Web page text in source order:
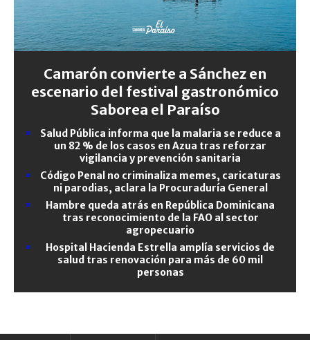
Camarón convierte a Sánchez en
escenario del festival gastronómico
Saborea el Paraíso
Salud Pública informa que la malaria se reduce a
un 82 % de los casos en Azua tras reforzar
vigilancia y prevención sanitaria
Código Penal no criminaliza memes, caricaturas
ni parodias, aclara la Procuraduría General
Hambre queda atrás en República Dominicana
tras reconocimiento de la FAO al sector
agropecuario
Hospital Hacienda Estrella amplía servicios de
salud tras renovación para más de 60 mil
personas